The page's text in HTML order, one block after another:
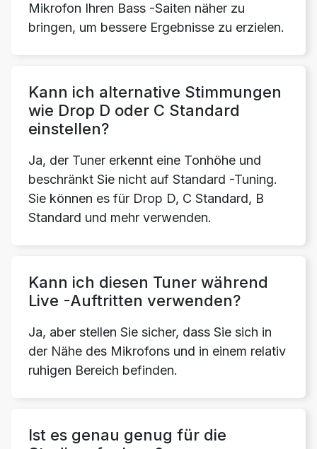
Mikrofon Ihren Bass -Saiten näher zu
bringen, um bessere Ergebnisse zu erzielen.
Kann ich alternative Stimmungen
wie Drop D oder C Standard
einstellen?
Ja, der Tuner erkennt eine Tonhöhe und
beschränkt Sie nicht auf Standard -Tuning.
Sie können es für Drop D, C Standard, B
Standard und mehr verwenden.
Kann ich diesen Tuner während
Live -Auftritten verwenden?
Ja, aber stellen Sie sicher, dass Sie sich in
der Nähe des Mikrofons und in einem relativ
ruhigen Bereich befinden.
Ist es genau genug für die